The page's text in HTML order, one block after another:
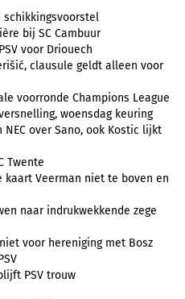
schikkingsvoorstel
bij SC Cambuur
voor Driouech
clausule geldt alleen voor
voorronde Champions League
woensdag keuring
NEC over Sano, ook Kostic lijkt
Twente
kaart Veerman niet te boven en
naar indrukwekkende zege
voor hereniging met Bosz
PSV trouw